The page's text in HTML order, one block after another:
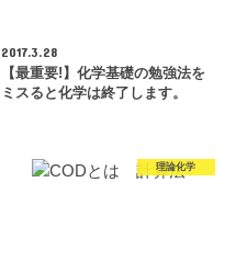
2017.3.28
【最重要!】化学基礎の勉強法を
ミスると化学は終了します。
理論化学